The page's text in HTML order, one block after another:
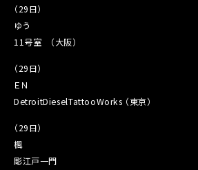
（29日）
ゆう
11号室 （大阪）
（29日）
ＥＮ
DetroitDieselTattooWorks （東京）
（29日）
楓
彫江戸一門